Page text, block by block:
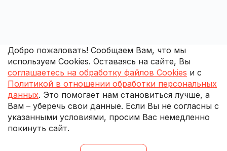
Добро пожаловать! Сообщаем Вам, что мы
используем Cookies. Оставаясь на сайте, Вы
соглашаетесь на обработку файлов Cookies и с
Политикой в отношении обработки персональных
данных. Это помогает нам становиться лучше, а
Вам – уберечь свои данные. Если Вы не согласны с
указанными условиями, просим Вас немедленно
покинуть сайт.